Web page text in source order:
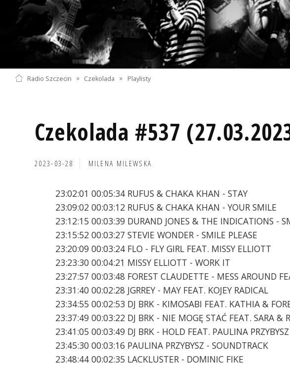
Radio Szczecin » Czekolada » Playlisty
Czekolada #537
2023-03-28 MILENA MILEWSKA
23:02:01 00:05:34 RUFUS & CHAKA KHAN - STAY
23:09:02 00:03:12 RUFUS & CHAKA KHAN - YOUR SMILE
23:12:15 00:03:39 DURAND JONES & THE INDICATIONS -
23:15:52 00:03:27 STEVIE WONDER - SMILE PLEASE
23:20:09 00:03:24 FLO - FLY GIRL FEAT. MISSY ELLIOTT
23:23:30 00:04:21 MISSY ELLIOTT - WORK IT
23:27:57 00:03:48 FOREST CLAUDETTE - MESS AROUND
23:31:40 00:02:28 JGRREY - MAY FEAT. KOJEY RADICAL
23:34:55 00:02:53 DJ BRK - KIMOSABI FEAT. KATHIA &
23:37:49 00:03:22 DJ BRK - NIE MOGĘ STAĆ FEAT. SARA &
23:41:05 00:03:49 DJ BRK - HOLD FEAT. PAULINA
23:45:30 00:03:16 PAULINA PRZYBYSZ - SOUNDTRACK
23:48:44 00:02:35 LACKLUSTER - DOMINIC FIKE